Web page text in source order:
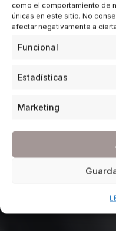
como el comportamiento de
únicas en este sitio. No
afectar negativamente a
Funcional
Estadísticas
Marketing